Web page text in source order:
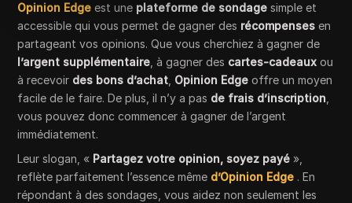
Opinion Edge est une plateforme de sondage simple et
accessible qui vous permet de gagner des récompenses en
partageant vos opinions. Que vous cherchiez à gagner de
l’argent supplémentaire , à gagner des cartes-cadeaux ou
à recevoir des bons d’achat Opinion Edge offre un moyen
facile de le faire. De plus, il n’y a pas de frais d’inscription
vous pouvez donc commencer à gagner de l’argent
immédiatement.
Leur slogan, « Partagez votre opinion, soyez payé »,
reflète parfaitement l’essence même d’Opinion Edge . En
répondant à des sondages, vous aidez non seulement les